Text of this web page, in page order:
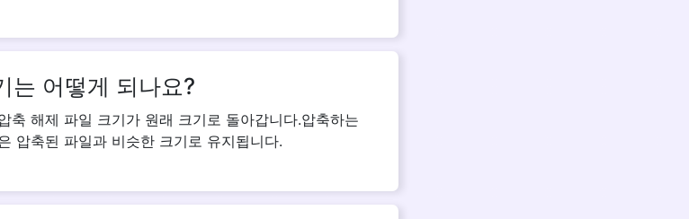
는 어떻게 되나요?
축 해제 파일 크기가 원래 크기로 돌아갑니다.압축하는
압축된 파일과 비슷한 크기로 유지됩니다.